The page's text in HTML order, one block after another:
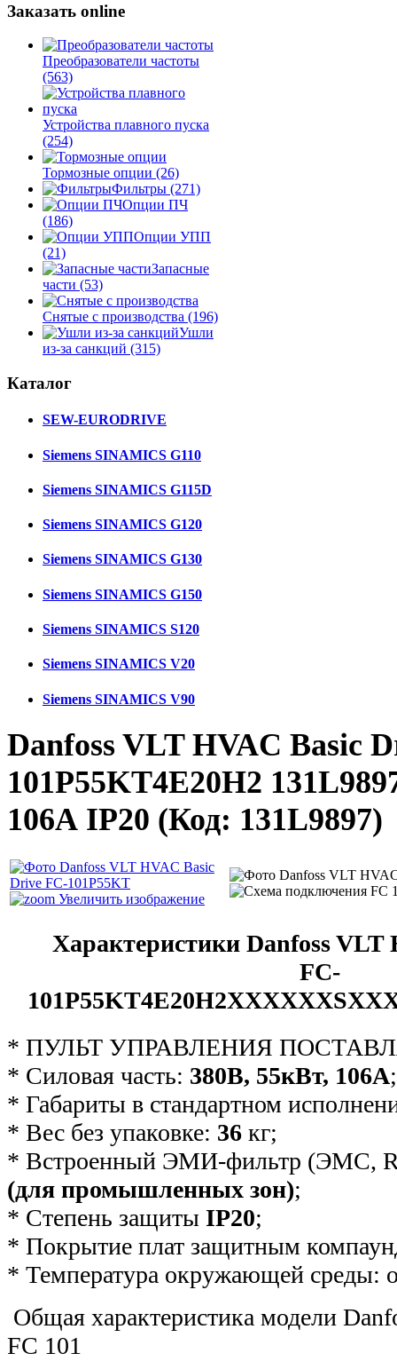
Заказать online
Преобразователи частоты
(563)
Устройства плавного пуска
(254)
Тормозные опции (26)
Фильтры (271)
Опции ПЧ
(186)
Опции УПП
(21)
Запасные
части (53)
Снятые с производства (196)
Ушли
из-за санкций (315)
Каталог
SEW-EURODRIVE
Siemens SINAMICS G110
Siemens SINAMICS G115D
Siemens SINAMICS G120
Siemens SINAMICS G130
Siemens SINAMICS G150
Siemens SINAMICS S120
Siemens SINAMICS V20
Siemens SINAMICS V90
Danfoss VLT HVAC Basic
101P55KT4E20H2
106А IP20 (Код: 131L9897)
Увеличить изображение
Характеристики Danfoss VLT
FC-
* ПУЛЬТ УПРАВЛЕНИЯ
* Силовая часть: 380В, 55кВт, 106А;
* Габариты в стандартном
* Вес без упаковке: 36 кг;
* Встроенный ЭМИ-фильтр (ЭМС,
(для промышленных зон);
* Степень защиты IP20;
* Покрытие плат защитным
* Температура окружающей среды:
Общая характеристика модели
FC 101